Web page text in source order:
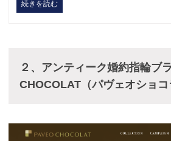
続きを読む
２、 アンティーク婚約指輪ブ
CHOCOLAT（パヴェオショコ